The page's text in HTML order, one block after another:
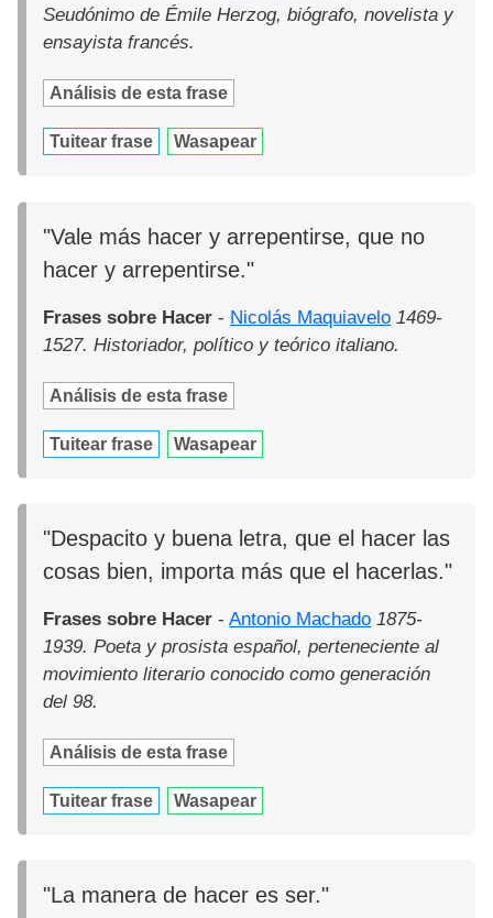
Seudónimo de Émile Herzog, biógrafo, novelista y
ensayista francés.
Análisis de esta frase
Tuitear frase Wasapear
"Vale más hacer y arrepentirse, que no
hacer y arrepentirse."
Frases sobre Hacer - Nicolás Maquiavelo 1469-
1527. Historiador, político y teórico italiano.
Análisis de esta frase
Tuitear frase Wasapear
"Despacito y buena letra, que el hacer las
cosas bien, importa más que el hacerlas."
Frases sobre Hacer -Antonio Machado 1875-
1939. Poeta y prosista español, perteneciente al
movimiento literario conocido como generación
del 98.
Análisis de esta frase
Tuitear frase Wasapear
"La manera de hacer es ser."